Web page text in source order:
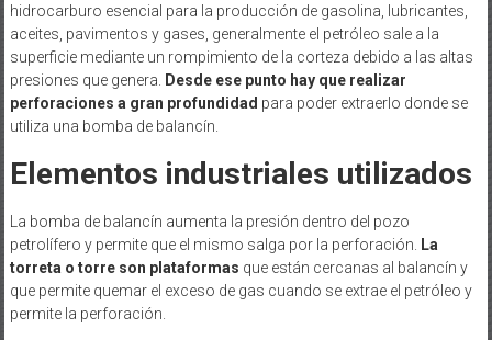
hidrocarburo esencial para la producción de gasolina, lubricantes,
aceites, pavimentos y gases, generalmente el petróleo sale a la
superficie mediante un rompimiento de la corteza debido a las altas
presiones que genera.
Desde ese punto hay que realizar
perforaciones a gran profundidad para poder extraerlo donde se
utiliza una bomba de balancín.
Elementos industriales utilizados
La bomba de balancín aumenta la presión dentro del pozo
petrolífero y permite que el mismo salga por la perforación.
La
torreta o torre son plataformas que están cercanas al balancín y
que permite quemar el exceso de gas cuando se extrae el petróleo y
permite la perforación.